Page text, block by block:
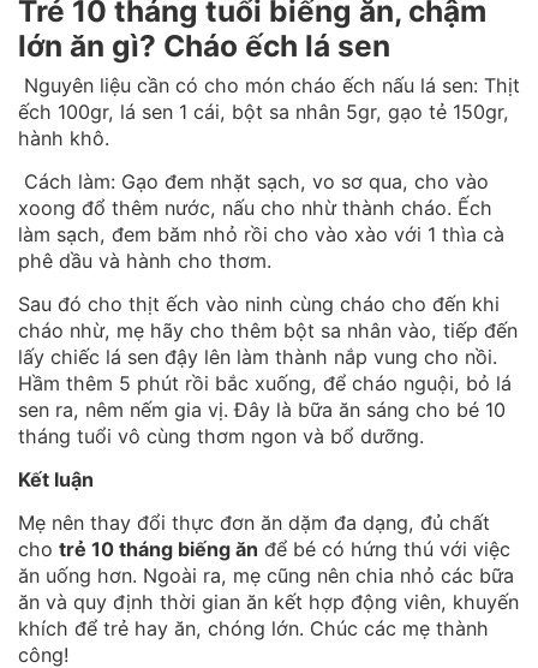
Trẻ 10 tháng tuổi biếng ăn, chậm
lớn ăn gì? Cháo ếch lá sen
Nguyên liệu cần có cho món cháo ếch nấu lá sen: Thịt
ếch 100gr, lá sen 1 cái, bột sa nhân 5gr, gạo tẻ 150gr,
hành khô.
Cách làm: Gạo đem nhặt sạch, vo sơ qua, cho vào
xoong đổ thêm nước, nấu cho nhừ thành cháo. Ếch
làm sạch, đem băm nhỏ rồi cho vào xào với 1 thìa cà
phê dầu và hành cho thơm.
Sau đó cho thịt ếch vào ninh cùng cháo cho đến khi
cháo nhừ, mẹ hãy cho thêm bột sa nhân vào, tiếp đến
lấy chiếc lá sen đậy lên làm thành nắp vung cho nồi.
Hầm thêm 5 phút rồi bắc xuống, để cháo nguội, bỏ lá
sen ra, nêm nếm gia vị. Đây là bữa ăn sáng cho bé 10
tháng tuổi vô cùng thơm ngon và bổ dưỡng.
Kết luận
Mẹ nên thay đổi thực đơn ăn dặm đa dạng, đủ chất
cho trẻ 10 tháng biếng ăn để bé có hứng thú với việc
ăn uống hơn. Ngoài ra, mẹ cũng nên chia nhỏ các bữa
ăn và quy định thời gian ăn kết hợp động viên, khuyến
khích để trẻ hay ăn, chóng lớn. Chúc các mẹ thành
công!